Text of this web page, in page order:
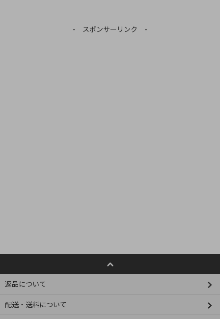
- スポンサーリンク -
返品について
配送・送料について